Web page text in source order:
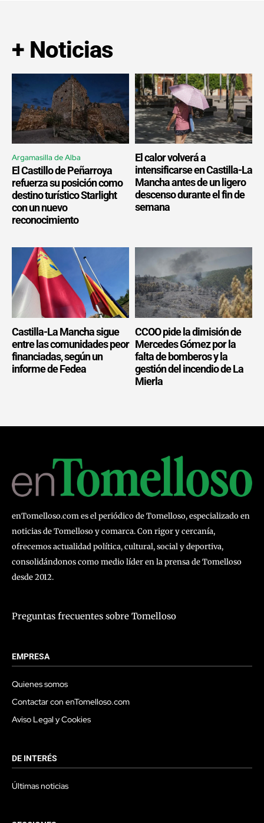
+ Noticias
Argamasilla de Alba
El Castillo de Peñarroya
refuerza su posición como
destino turístico Starlight
con un nuevo
reconocimiento
El calor volverá a
intensificarse en Castilla-La
Mancha antes de un ligero
descenso durante el fin de
semana
Castilla-La Mancha sigue
entre las comunidades peor
financiadas, según un
informe de Fedea
CCOO pide la dimisión de
Mercedes Gómez por la
falta de bomberos y la
gestión del incendio de La
Mierla
enTomelloso.com es el periódico de Tomelloso, especializado en
noticias de Tomelloso y comarca. Con rigor y cercanía,
ofrecemos actualidad política, cultural, social y deportiva,
consolidándonos como medio líder en la prensa de Tomelloso
desde 2012.
Preguntas frecuentes sobre Tomelloso
EMPRESA
Quienes somos
Contactar con enTomelloso.com
Aviso Legal y Cookies
DE INTERÉS
Últimas noticias